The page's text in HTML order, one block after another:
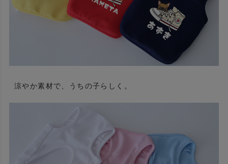
涼やか素材で、うちの子らしく。